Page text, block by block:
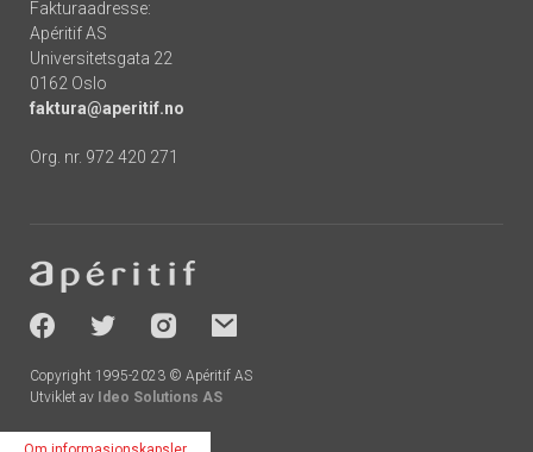
Fakturaadresse:
Apéritif AS
Universitetsgata 22
0162 Oslo
faktura@aperitif.no
Org. nr. 972 420 271
-
socials
Copyright 1995-2023 © Apéritif AS
Utviklet av Ideo Solutions AS